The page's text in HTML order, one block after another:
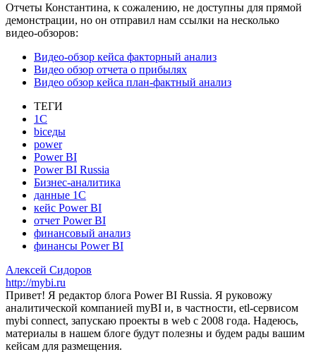
Отчеты Константина, к сожалению, не доступны для прямой
демонстрации, но он отправил нам ссылки на несколько
видео-обзоров:
Видео-обзор кейса факторный анализ
Видео обзор отчета о прибылях
Видео обзор кейса план-фактный анализ
ТЕГИ
1С
bicеды
power
Power BI
Power BI Russia
Бизнес-аналитика
данные 1С
кейс Power BI
отчет Power BI
финансовый анализ
финансы Power BI
Алексей Сидоров
http://mybi.ru
Привет! Я редактор блога Power BI Russia. Я руковожу
аналитической компанией myBI и, в частности, etl-сервисом
mybi connect, запускаю проекты в web с 2008 года. Надеюсь,
материалы в нашем блоге будут полезны и будем рады вашим
кейсам для размещения.